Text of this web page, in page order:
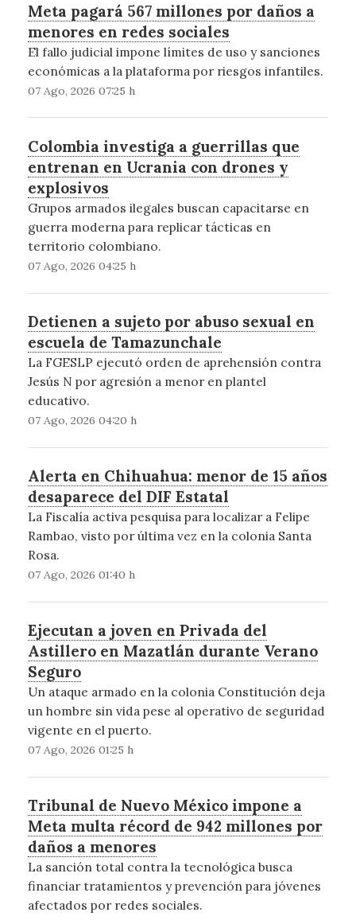
Meta pagará 567 millones por daños a
menores en redes sociales
El fallo judicial impone límites de uso y sanciones
económicas a la plataforma por riesgos infantiles.
07 Ago, 2026 07:25 h
Colombia investiga a guerrillas que
entrenan en Ucrania con drones y
explosivos
Grupos armados ilegales buscan capacitarse en
guerra moderna para replicar tácticas en
territorio colombiano.
07 Ago, 2026 04:25 h
Detienen a sujeto por abuso sexual en
escuela de Tamazunchale
La FGESLP ejecutó orden de aprehensión contra
Jesús N por agresión a menor en plantel
educativo.
07 Ago, 2026 04:20 h
Alerta en Chihuahua: menor de 15 años
desaparece del DIF Estatal
La Fiscalía activa pesquisa para localizar a Felipe
Rambao, visto por última vez en la colonia Santa
Rosa.
07 Ago, 2026 01:40 h
Ejecutan a joven en Privada del
Astillero en Mazatlán durante Verano
Seguro
Un ataque armado en la colonia Constitución deja
un hombre sin vida pese al operativo de seguridad
vigente en el puerto.
07 Ago, 2026 01:25 h
Tribunal de Nuevo México impone a
Meta multa récord de 942 millones por
daños a menores
La sanción total contra la tecnológica busca
financiar tratamientos y prevención para jóvenes
afectados por redes sociales.